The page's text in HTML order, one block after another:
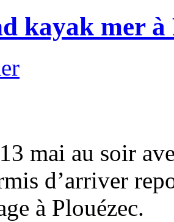
kayak mer
mai au soir
d’arriver
à Plouézec.